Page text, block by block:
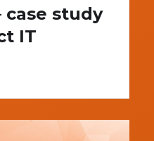
case study
IT